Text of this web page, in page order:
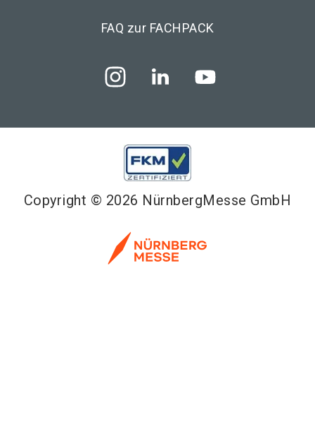
FAQ zur FACHPACK
Copyright © 2026 NürnbergMesse GmbH